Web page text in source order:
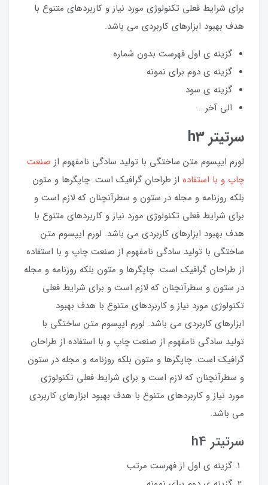
برای شرایط فعلی تکنولوژی مورد نیاز و کاربردهای متنوع با
هدف بهبود ابزارهای کاربردی می باشد.
گزینه ی اول فهرست بدون شماره
گزینه ی دوم برای نمونه
گزینه ی سود
الی آخر...
سرتیتر h3
لورم ایپسوم متن ساختگی با تولید سادگی نامفهوم از صنعت
چاپ و با استفاده از طراحان گرافیک است. چاپگرها و متون
بلکه روزنامه و مجله در ستون و سطرآنچنان که لازم است و
برای شرایط فعلی تکنولوژی مورد نیاز و کاربردهای متنوع با
هدف بهبود ابزارهای کاربردی می باشد. لورم ایپسوم متن
ساختگی با تولید سادگی نامفهوم از صنعت چاپ و با استفاده
از طراحان گرافیک است. چاپگرها و متون بلکه روزنامه و مجله
در ستون و سطرآنچنان که لازم است و برای شرایط فعلی
تکنولوژی مورد نیاز و کاربردهای متنوع با هدف بهبود
ابزارهای کاربردی می باشد. لورم ایپسوم متن ساختگی با
تولید سادگی نامفهوم از صنعت چاپ و با استفاده از طراحان
گرافیک است. چاپگرها و متون بلکه روزنامه و مجله در ستون
و سطرآنچنان که لازم است و برای شرایط فعلی تکنولوژی
مورد نیاز و کاربردهای متنوع با هدف بهبود ابزارهای کاربردی
می باشد.
سرتیتر h4
گزینه ی اول از فهرست مرتب